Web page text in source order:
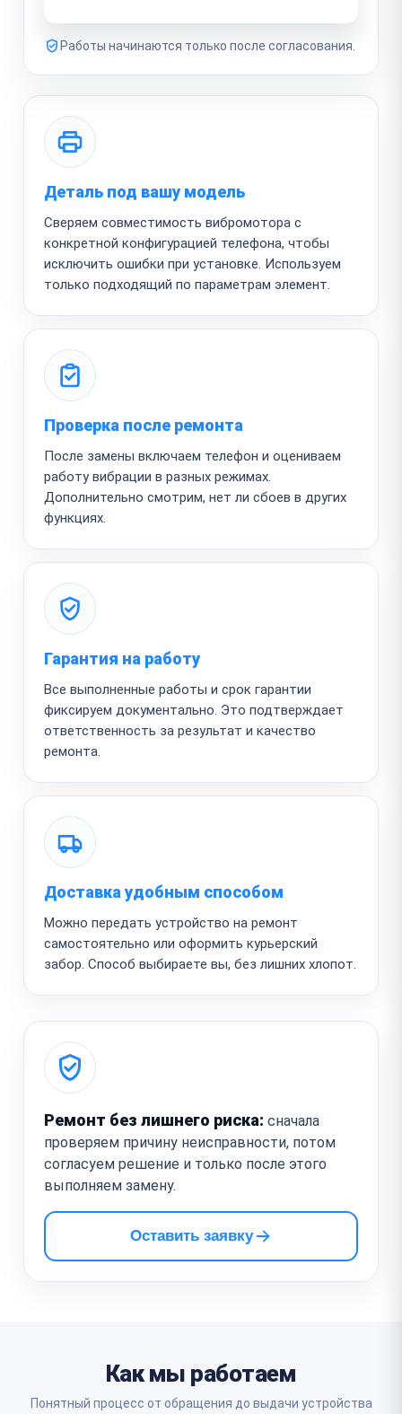
Работы начинаются только после согласования.
Деталь под вашу модель
Сверяем совместимость вибромотора с
конкретной конфигурацией телефона, чтобы
исключить ошибки при установке. Используем
только подходящий по параметрам элемент.
Проверка после ремонта
После замены включаем телефон и оцениваем
работу вибрации в разных режимах.
Дополнительно смотрим, нет ли сбоев в других
функциях.
Гарантия на работу
Все выполненные работы и срок гарантии
фиксируем документально. Это подтверждает
ответственность за результат и качество
ремонта.
Доставка удобным способом
Можно передать устройство на ремонт
самостоятельно или оформить курьерский
забор. Способ выбираете вы, без лишних хлопот.
Ремонт без лишнего риска: сначала
проверяем причину неисправности, потом
согласуем решение и только после этого
выполняем замену.
Оставить заявку
Как мы работаем
Понятный процесс от обращения до выдачи устройства